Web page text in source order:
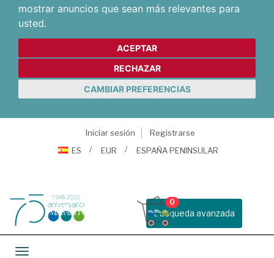
mostrar anuncios que sean más relevantes para
usted.
ACEPTAR
RECHAZAR
CAMBIAR PREFERENCIAS
Iniciar sesión
Registrarse
ES
EUR ESPAÑA PENINSULAR
Busqueda avanzada
0
Toggle navigation